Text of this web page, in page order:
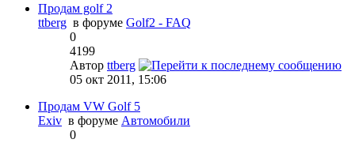
Продам golf 2
ttberg в форуме Golf2 - FAQ
0
4199
Автор ttberg
05 окт 2011, 15:06
Продам VW Golf 5
Exiv в форуме Автомобили
0